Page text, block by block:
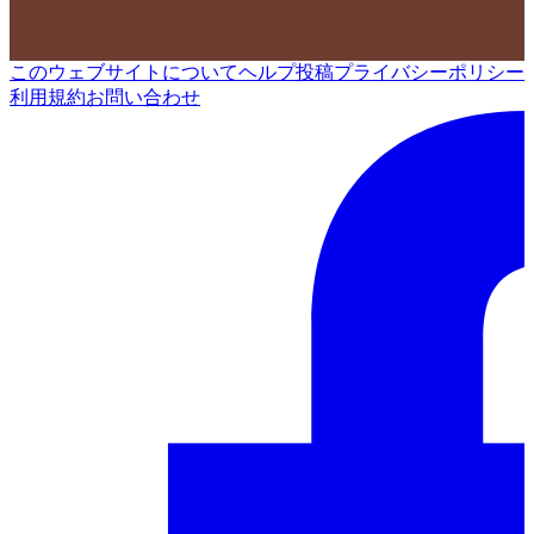
このウェブサイトについてヘルプ投稿プライバシーポリシー
利用規約お問い合わせ